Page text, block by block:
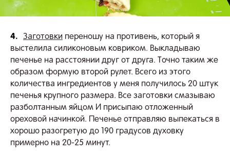
4. Заготовки переношу на противень, который я
выстелила силиконовым ковриком. Выкладываю
печенье на расстоянии друг от друга. Точно таким же
образом формую второй рулет. Всего из этого
количества ингредиентов у меня получилось 20 штук
печенья крупного размера. Все заготовки смазываю
разболтанным яйцом И присыпаю отложенный
ореховой начинкой. Печенье отправляю выпекаться в
хорошо разогретую до 190 градусов духовку
примерно на 20-25 минут.